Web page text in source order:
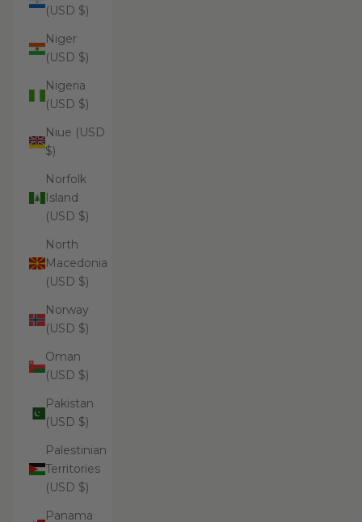
(USD $)
Niger
(USD $)
Nigeria
(USD $)
Niue (USD
$)
Norfolk
Island
(USD $)
North
Macedonia
(USD $)
Norway
(USD $)
Oman
(USD $)
Pakistan
(USD $)
Palestinian
Territories
(USD $)
Panama